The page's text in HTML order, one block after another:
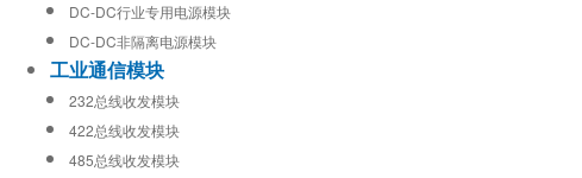
DC-DC行业专用电源模块
DC-DC非隔离电源模块
工业通信模块
232总线收发模块
422总线收发模块
485总线收发模块